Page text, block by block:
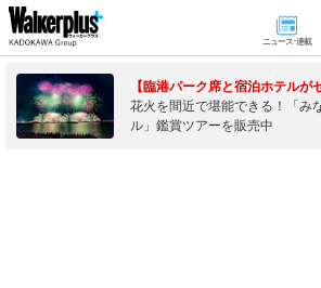
ニュース･連載
【臨港パーク席と宿泊ホテルが
花火を間近で堪能できる！「み
ル」鑑賞ツアーを販売中